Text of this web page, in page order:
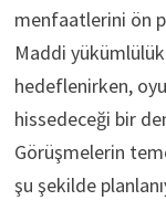
menfaatlerini ön
Maddi
hedeflenirken,
hissedeceği bir
Görüşmelerin
şu şekilde